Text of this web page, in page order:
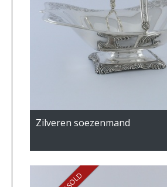
Zilveren soezenmand